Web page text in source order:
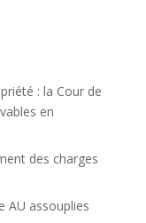
: la Cour de
en
des charges
AU assouplies